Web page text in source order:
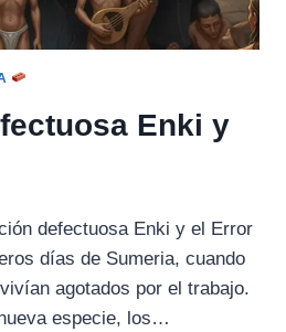
Enki y
defectuosa Enki y el Error
días de Sumeria, cuando
agotados por el trabajo.
especie, los…